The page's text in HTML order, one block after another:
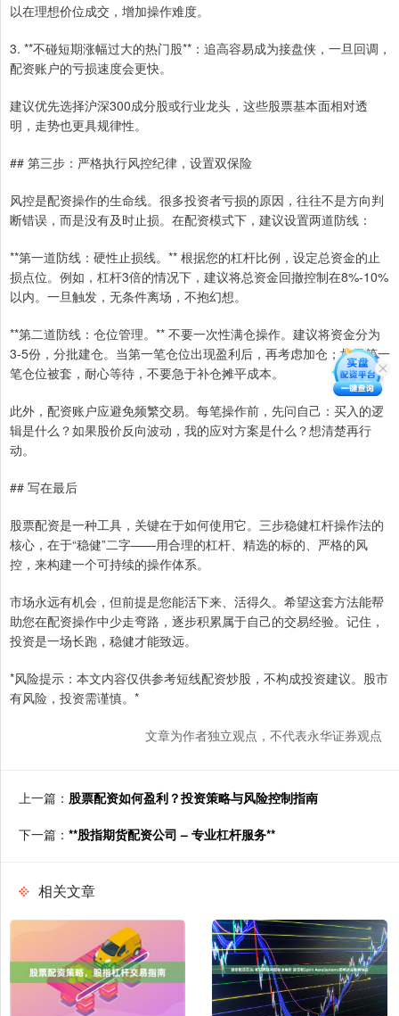
以在理想价位成交，增加操作难度。
3. **不碰短期涨幅过大的热门股**：追高容易成为接盘侠，一旦回调，
配资账户的亏损速度会更快。
建议优先选择沪深300成分股或行业龙头，这些股票基本面相对透
明，走势也更具规律性。
## 第三步：严格执行风控纪律，设置双保险
风控是配资操作的生命线。很多投资者亏损的原因，往往不是方向判
断错误，而是没有及时止损。在配资模式下，建议设置两道防线：
**第一道防线：硬性止损线。** 根据您的杠杆比例，设定总资金的止
损点位。例如，杠杆3倍的情况下，建议将总资金回撤控制在8%-10%
以内。一旦触发，无条件离场，不抱幻想。
**第二道防线：仓位管理。** 不要一次性满仓操作。建议将资金分为
3-5份，分批建仓。当第一笔仓位出现盈利后，再考虑加仓；如果第一
笔仓位被套，耐心等待，不要急于补仓摊平成本。
此外，配资账户应避免频繁交易。每笔操作前，先问自己：买入的逻
辑是什么？如果股价反向波动，我的应对方案是什么？想清楚再行
动。
## 写在最后
股票配资是一种工具，关键在于如何使用它。三步稳健杠杆操作法的
核心，在于“稳健”二字——用合理的杠杆、精选的标的、严格的风
控，来构建一个可持续的操作体系。
市场永远有机会，但前提是您能活下来、活得久。希望这套方法能帮
助您在配资操作中少走弯路，逐步积累属于自己的交易经验。记住，
投资是一场长跑，稳健才能致远。
*风险提示：本文内容仅供参考短线配资炒股，不构成投资建议。股市
有风险，投资需谨慎。*
文章为作者独立观点，不代表永华证券观点
上一篇： 股票配资如何盈利？投资策略与风险控制指南
下一篇： **股指期货配资公司 – 专业杠杆服务**
相关文章